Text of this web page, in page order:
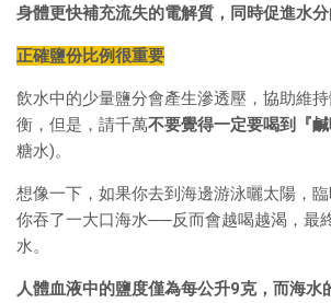
身體更快補充流失的電解質，同時促進水
正確鹽份比例很重要
飲水中的少量鹽分會產生滲透壓，協助維
衡，但是，請千萬不要覺得一定要喝到『
糖水)。
想像一下，如果你去到海邊游泳曬太陽，
你吞了一大口海水──反而會越喝越渴，最
水。
人體血液中的鹽度僅為每公升9克，而海水